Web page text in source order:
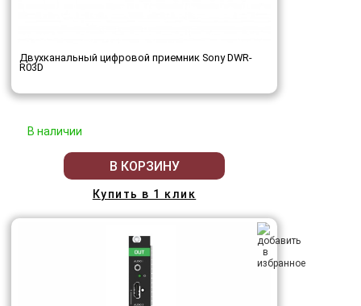
Двухканальный цифровой приемник Sony DWR-
R03D
В наличии
В КОРЗИНУ
Купить в 1 клик